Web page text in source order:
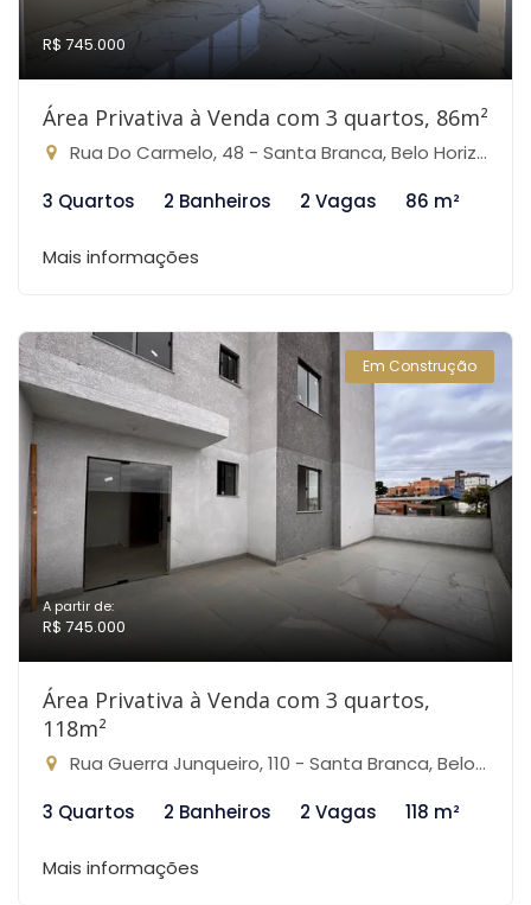
R$ 745.000
Área Privativa à Venda com 3 quartos, 86m²
Rua Do Carmelo, 48 - Santa Branca, Belo Horizonte-MG
3 Quartos
2 Banheiros 2 Vagas 86 m²
Mais informações
Em Construção
A partir de:
R$ 745.000
Área Privativa à Venda com 3 quartos,
118m²
Rua Guerra Junqueiro, 110 - Santa Branca, Belo Horizonte-MG
3 Quartos
2 Banheiros 2 Vagas 118 m²
Mais informações